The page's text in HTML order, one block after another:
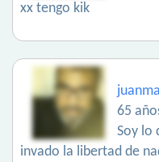
xx tengo kik
65
Soy lo
invado la libertad de